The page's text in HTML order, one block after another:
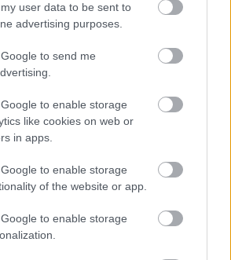
user data to be sent to
advertising purposes.
to send me
to enable storage
like cookies on web or
in apps.
to enable storage
of the website or app.
to enable storage